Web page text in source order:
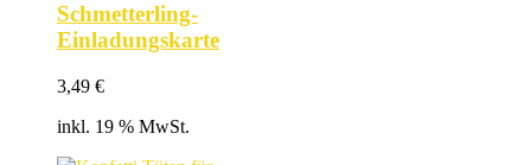
Schmetterling-
Einladungskarte
3,49 €
inkl. 19 % MwSt.